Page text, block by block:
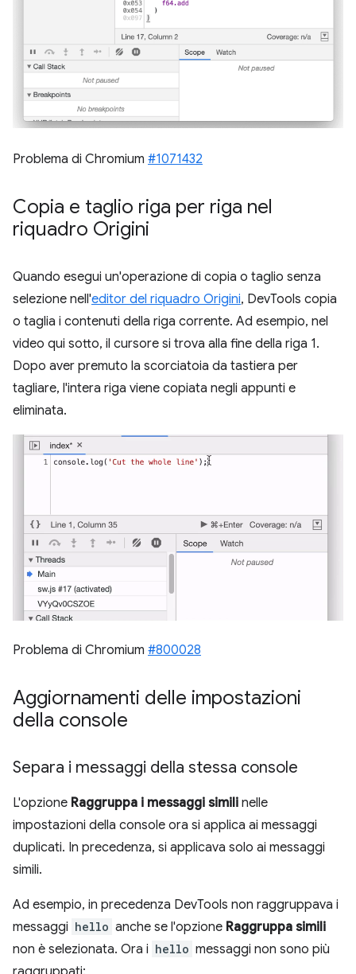
Problema di Chromium #1071432
Copia e taglio riga per riga nel
riquadro Origini
Quando esegui un'operazione di copia o taglio senza
selezione nell'editor del riquadro Origini, DevTools copia
o taglia i contenuti della riga corrente. Ad esempio, nel
video qui sotto, il cursore si trova alla fine della riga 1.
Dopo aver premuto la scorciatoia da tastiera per
tagliare, l'intera riga viene copiata negli appunti e
eliminata.
Problema di Chromium #800028
Aggiornamenti delle impostazioni
della console
Separa i messaggi della stessa console
L'opzione Raggruppa i messaggi simili nelle
impostazioni della console ora si applica ai messaggi
duplicati. In precedenza, si applicava solo ai messaggi
simili.
Ad esempio, in precedenza DevTools non raggruppava i
messaggi hello anche se l'opzione Raggruppa simili
non è selezionata. Ora i hello messaggi non sono più